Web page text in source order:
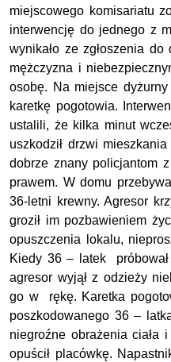
miejscowego komisariatu
interwencję do jednego z
wynikało ze zgłoszenia do
mężczyzna i
osobę. Na miejsce
karetkę pogotowia.
ustalili, że kilka minut
uszkodził drzwi
dobrze znany policjantom
prawem. W domu
36-letni krewny. Agresor
groził im pozbawieniem
opuszczenia lokalu,
Kiedy 36 – latek
agresor wyjął z odzieży
go w rękę. Karetka
poszkodowanego 36 –
niegroźne obrażenia ciała
opuścił placówkę.